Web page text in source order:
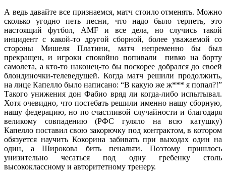
А ведь давайте все признаемся, матч стоило отменять. Можно
сколько угодно петь песни, что надо было терпеть, это
настоящий футбол, AMF и все дела, но случись такой
инцидент с какой-то другой сборной, более уважаемой со
стороны Мишеля Платини, матч непременно бы был
прекращен, и игроки спокойно попивали пивко на борту
самолета, а кто-то наконец-то бы поскорее добрался до своей
блондиночки-телеведущей. Когда матч решили продолжить,
на лице Капелло было написано: “В какую же ж*** я попал?!”
Такого унижения дон Фабио вряд ли когда-либо испытывал.
Хотя очевидно, что постебать решили именно нашу сборную,
нашу федерацию, но по счастливой случайности и благодаря
великому совпадению (РФС гуляло на всю катушку)
Капелло поставил свою закорючку под контрактом, в котором
обязуется научить Кокорина забивать при выходах один на
один, а Широкова бить пенальти. Поэтому пришлось
унизительно чесаться под одну гребенку столь
высококлассному и авторитетному тренеру.